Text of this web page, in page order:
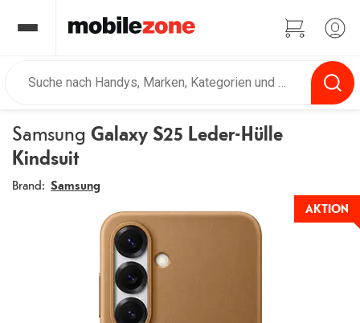
Samsung Galaxy S25 Leder-Hülle
Kindsuit
Brand: Samsung
AKTION